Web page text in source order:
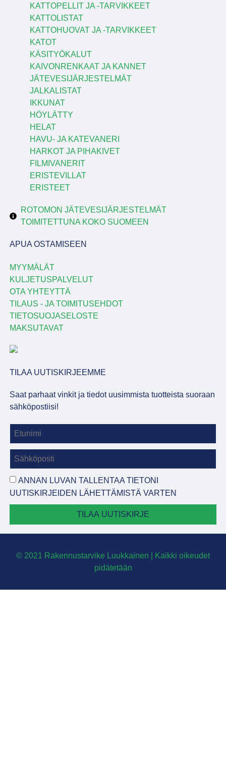
KATTOPELLIT JA -TARVIKKEET
KATTOLISTAT
KATTOHUOVAT JA -TARVIKKEET
KATOT
KÄSITYÖKALUT
KAIVONRENKAAT JA KANNET
JÄTEVESIJÄRJESTELMÄT
JALKALISTAT
IKKUNAT
HÖYLÄTTY
HELAT
HAVU- JA KATEVANERI
HARKOT JA PIHAKIVET
FILMIVANERIT
ERISTEVILLAT
ERISTEET
ROTOMON JÄTEVESIJÄRJESTELMÄT
TOIMITETTUNA KOKO SUOMEEN
APUA OSTAMISEEN
MYYMÄLÄT
KULJETUSPALVELUT
OTA YHTEYTTÄ
TILAUS - JA TOIMITUSEHDOT
TIETOSUOJASELOSTE
MAKSUTAVAT
TILAA UUTISKIRJEEMME
Saat parhaat vinkit ja tiedot uusimmista tuotteista suoraan
sähköpostiisi!
ANNAN LUVAN TALLENTAA TIETONI
UUTISKIRJEIDEN LÄHETTÄMISTÄ VARTEN
TILAA UUTISKIRJE
© 2021 Rakennustarvike Luukkainen | Kaikki oikeudet
pidätetään